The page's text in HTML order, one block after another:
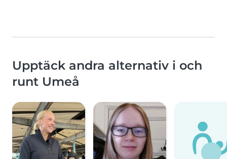
Upptäck andra alternativ i och
runt Umeå